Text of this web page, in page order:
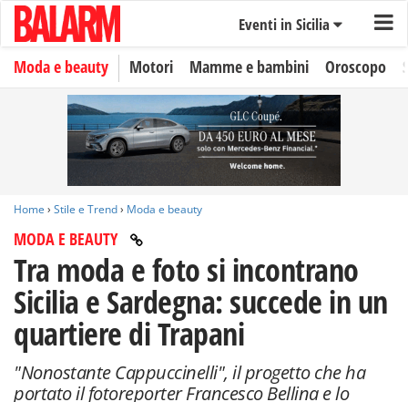
Eventi in Sicilia
Moda e beauty Motori Mamme e bambini Oroscopo
Home › Stile e Trend› Moda e beauty
MODA E BEAUTY
Tra moda e foto si incontrano
Sicilia e Sardegna: succede in un
quartiere di Trapani
"Nonostante Cappuccinelli", il progetto che ha
portato il fotoreporter Francesco Bellina e lo